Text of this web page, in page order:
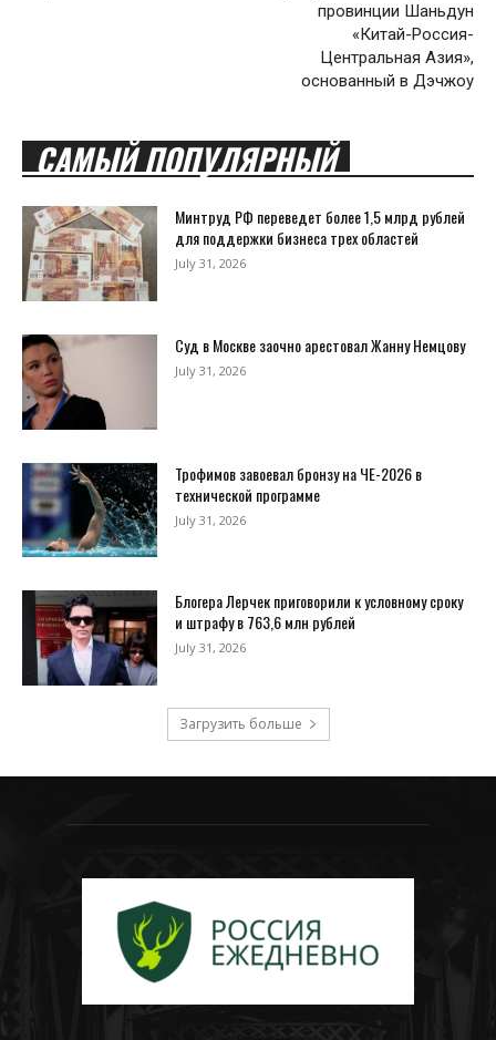
провинции Шаньдун
«Китай-Россия-
Центральная Азия»,
основанный в Дэчжоу
САМЫЙ ПОПУЛЯРНЫЙ
Минтруд РФ переведет более 1,5 млрд рублей
для поддержки бизнеса трех областей
July 31, 2026
Суд в Москве заочно арестовал Жанну Немцову
July 31, 2026
Трофимов завоевал бронзу на ЧЕ-2026 в
технической программе
July 31, 2026
Блогера Лерчек приговорили к условному сроку
и штрафу в 763,6 млн рублей
July 31, 2026
Загрузить больше